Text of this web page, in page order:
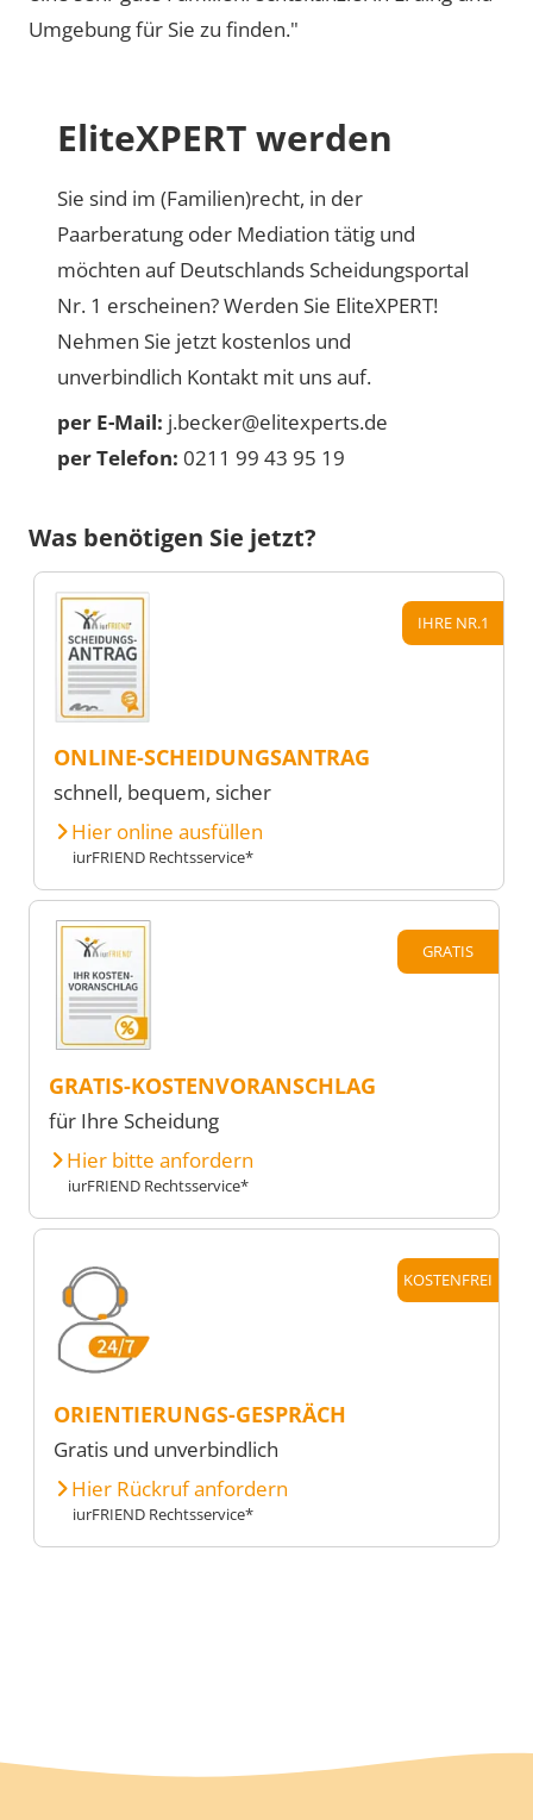
Umgebung für Sie zu finden."
EliteXPERT werden
Sie sind im (Familien)recht, in der
Paarberatung oder Mediation tätig und
möchten auf Deutschlands Scheidungsportal
Nr. 1 erscheinen? Werden Sie EliteXPERT!
Nehmen Sie jetzt kostenlos und
unverbindlich Kontakt mit uns auf.
per E-Mail: j.becker@elitexperts.de
per Telefon: 0211 99 43 95 19
Was benötigen Sie jetzt?
IHRE NR.1
ONLINE-SCHEIDUNGSANTRAG
schnell, bequem, sicher
Hier online ausfüllen
iurFRIEND Rechtsservice*
GRATIS
GRATIS-KOSTENVORANSCHLAG
für Ihre Scheidung
Hier bitte anfordern
iurFRIEND Rechtsservice*
KOSTENFREI
ORIENTIERUNGS-GESPRÄCH
Gratis und unverbindlich
Hier Rückruf anfordern
iurFRIEND Rechtsservice*